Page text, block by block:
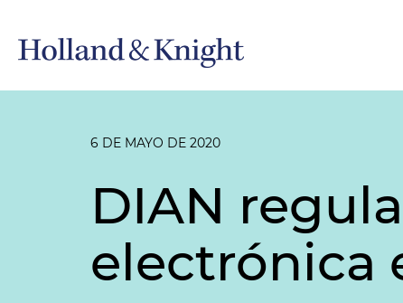
6 DE MAYO DE 2020
DIAN
electrónica